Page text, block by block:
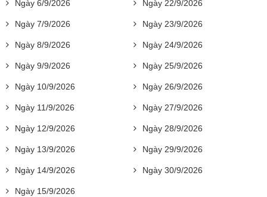
Ngày 6/9/2026
Ngày 7/9/2026
Ngày 8/9/2026
Ngày 9/9/2026
Ngày 10/9/2026
Ngày 11/9/2026
Ngày 12/9/2026
Ngày 13/9/2026
Ngày 14/9/2026
Ngày 15/9/2026
Ngày 22/9/2026
Ngày 23/9/2026
Ngày 24/9/2026
Ngày 25/9/2026
Ngày 26/9/2026
Ngày 27/9/2026
Ngày 28/9/2026
Ngày 29/9/2026
Ngày 30/9/2026